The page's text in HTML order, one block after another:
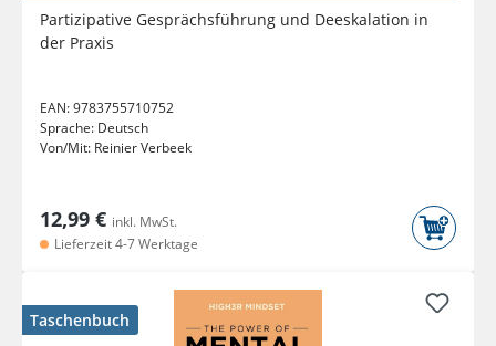
Partizipative Gesprächsführung und Deeskalation in
der Praxis
EAN:9783755710752
Sprache: Deutsch
Von/Mit: Reinier Verbeek
12,99 € inkl. MwSt.
Lieferzeit 4-7 Werktage
Taschenbuch